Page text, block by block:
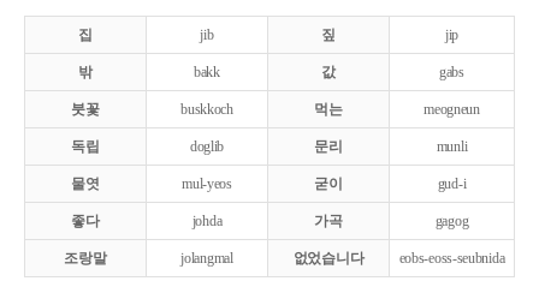
집 jib 짚 jip
밖 bakk 값 gabs
붓꽃 buskkoch 먹는 meogneun
독립 doglib 문리 munli
물엿 mul-yeos 굳이 gud-i
좋다 johda 가곡 gagog
조랑말 jolangmal 없었습니다 eobs-eoss-seubnida